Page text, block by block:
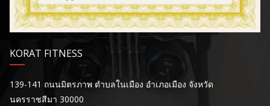
KORAT FITNESS
139-141 ถนนมิตรภาพ ตำบลในเมือง อำเภอเมือง จังหวัด
นครราชสีมา 30000